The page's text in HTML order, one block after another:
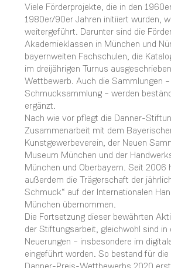
Viele Förderprojekte, die in den
1980er/90er Jahren initiiert wurden,
weitergeführt. Darunter sind die
Akademieklassen in München und
bayernweiten Fachschulen, die
im dreijährigen Turnus
Wettbewerb. Auch die Sammlungen
Schmucksammlung – werden
ergänzt.
Nach wie vor pflegt die Danner-
Zusammenarbeit mit dem
Kunstgewerbeverein, der Neuen
Museum München und der
München und Oberbayern. Seit 2006
außerdem die Trägerschaft der
Schmuck“ auf der Internationalen
München übernommen.
Die Fortsetzung dieser bewährten
der Stiftungsarbeit, gleichwohl sind in
Neuerungen – insbesondere im
eingeführt worden. So bestand für